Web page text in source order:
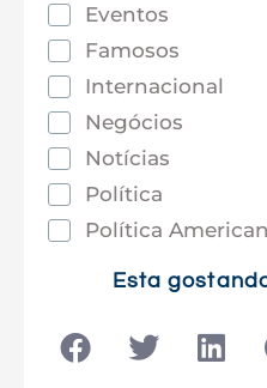
Eventos
Famosos
Internacional
Negócios
Notícias
Política
Política
Tecnologia
Esta